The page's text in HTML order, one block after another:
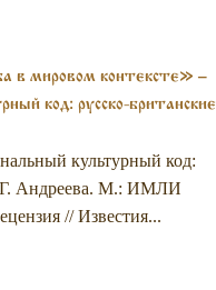
в мировом контексте» –
код: русско-британские
культурный код:
Г. Андреева. М.: ИМЛИ
// Известия...